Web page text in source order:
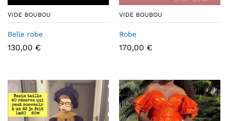
VIDE BOUBOU
Belle robe
130,00 €
VIDE BOUBOU
Robe
170,00 €